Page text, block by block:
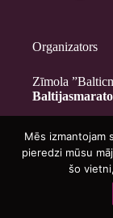
Organizators
Zīmola
Kontakti
Par mums
Mēs izmantojam
pieredzi mūsu
šo